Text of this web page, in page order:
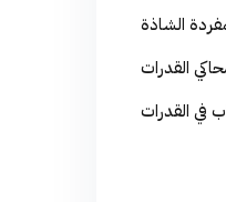
الشاذة
القدرات
في القدرات